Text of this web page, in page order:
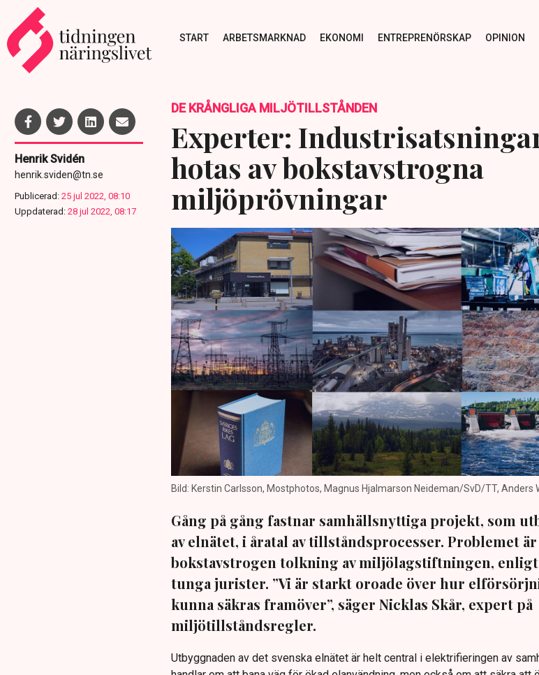
START ARBETSMARKNAD EKONOMI ENTREPRENÖRSKAP OPINION
Henrik Svidén
henrik.sviden@tn.se
Publicerad: 25 jul 2022, 08:10
Uppdaterad: 28 jul 2022, 08:17
DE KRÅNGLIGA MILJÖTILLSTÅNDEN
Experter:
hotas av bokstavstrogna
miljöprövningar
Bild: Kerstin Carlsson, Mostphotos, Magnus Hjalmarson Neideman/SvD/TT, Anders
Gång på gång fastnar samhällsnyttiga projekt, som
av elnätet, i åratal av tillståndsprocesser. Problemet är
bokstavstrogen tolkning av miljölagstiftningen,
tunga jurister. ”Vi är starkt oroade över hur
kunna säkras framöver”, säger Nicklas Skår, expert på
miljötillståndsregler.
Utbyggnaden av det svenska elnätet är helt central i elektrifieringen av